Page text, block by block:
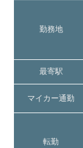
勤務地
最寄駅
マイカー通勤
転勤